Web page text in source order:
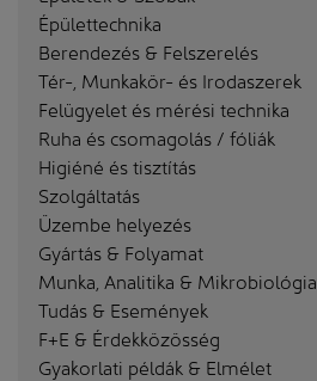
Épülettechnika
Berendezés & Felszerelés
Tér-, Munkakör- és Irodaszerek
Felügyelet és mérési technika
Ruha és csomagolás / fóliák
Higiéné és tisztítás
Szolgáltatás
Üzembe helyezés
Gyártás & Folyamat
Munka, Analitika & Mikrobiológia
Tudás & Események
F+E & Érdekközösség
Gyakorlati példák & Elmélet